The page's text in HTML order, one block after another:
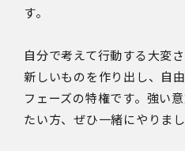
す。
自分で考えて行動する大変
新しいものを作り出し、自
フェーズの特権です。強い
たい方、ぜひ一緒にやりまし